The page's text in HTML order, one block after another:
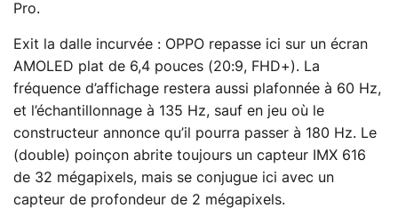
Pro.
Exit la dalle incurvée : OPPO repasse ici sur un écran
AMOLED plat de 6,4 pouces (20:9, FHD+). La
fréquence d’affichage restera aussi plafonnée à 60 Hz,
et l’échantillonnage à 135 Hz, sauf en jeu où le
constructeur annonce qu’il pourra passer à 180 Hz. Le
(double) poinçon abrite toujours un capteur IMX 616
de 32 mégapixels, mais se conjugue ici avec un
capteur de profondeur de 2 mégapixels.